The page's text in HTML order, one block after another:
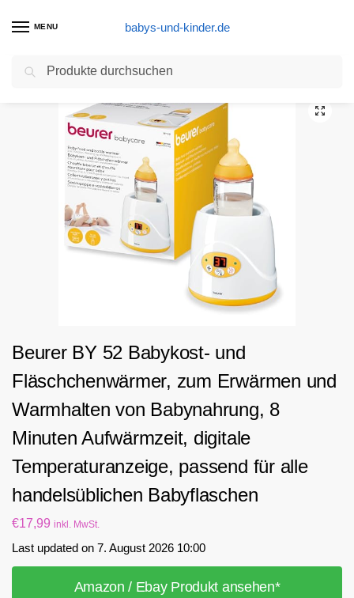
MENU babys-und-kinder.de
Start Sterilisator Produkte Beurer BY 52 Babykost- und Fläschchenwärmer, zum Erwärmen und Warmhalten von Babynahrung, 8 Minuten Aufwärmzeit, digitale Temperaturanzeige, passend für alle handelsüblichen Babyflaschen
Beurer BY 52 Babykost- und
Fläschchenwärmer, zum Erwärmen und
Warmhalten von Babynahrung, 8
Minuten Aufwärmzeit, digitale
Temperaturanzeige, passend für alle
handelsüblichen Babyflaschen
€17,99 inkl. MwSt.
Last updated on 7. August 2026 10:00
Amazon / Ebay Produkt ansehen*